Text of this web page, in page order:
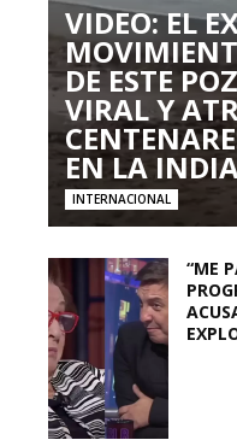
VIDEO: EL
DE ESTE
VIRAL Y
EN LA
INTERNACIONAL
“ME